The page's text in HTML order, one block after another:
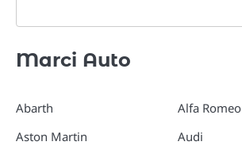
Marci Auto
Abarth
Aston Martin
Alfa Romeo
Audi